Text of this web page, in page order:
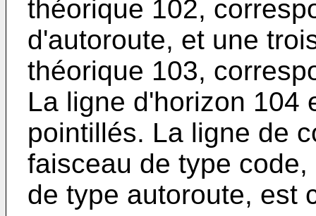
théorique 102,
d'autoroute, et une
théorique 103,
La ligne d'horizon 104
pointillés. La ligne de
faisceau de type
de type autoroute, est